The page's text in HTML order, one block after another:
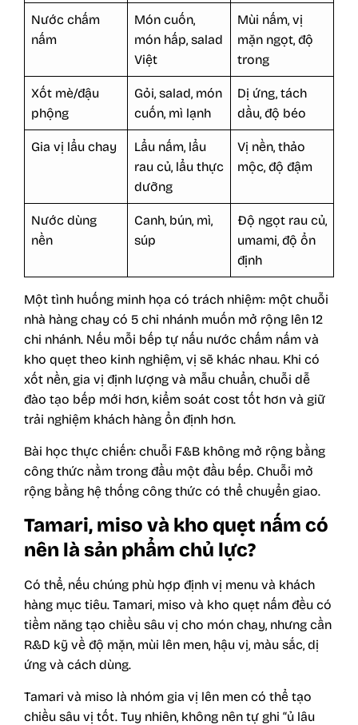
Nước chấm
nấm
Món cuốn,
món hấp, salad
Việt
Mùi nấm, vị
mặn ngọt, độ
trong
Xốt mè/đậu
phộng
Gỏi, salad, món
cuốn, mì lạnh
Dị ứng, tách
dầu, độ béo
Gia vị lẩu chay
Lẩu nấm, lẩu
rau củ, lẩu thực
dưỡng
Vị nền, thảo
mộc, độ đậm
Nước dùng
nền
Canh, bún, mì,
súp
Độ ngọt rau củ,
umami, độ ổn
định
Một tình huống minh họa có trách nhiệm: một chuỗi
nhà hàng chay có 5 chi nhánh muốn mở rộng lên 12
chi nhánh. Nếu mỗi bếp tự nấu nước chấm nấm và
kho quẹt theo kinh nghiệm, vị sẽ khác nhau. Khi có
xốt nền, gia vị định lượng và mẫu chuẩn, chuỗi dễ
đào tạo bếp mới hơn, kiểm soát cost tốt hơn và giữ
trải nghiệm khách hàng ổn định hơn.
Bài học thực chiến: chuỗi F&B không mở rộng bằng
công thức nằm trong đầu một đầu bếp. Chuỗi mở
rộng bằng hệ thống công thức có thể chuyển giao.
Tamari, miso và kho quẹt nấm có
nên là sản phẩm chủ lực?
Có thể, nếu chúng phù hợp định vị menu và khách
hàng mục tiêu. Tamari, miso và kho quẹt nấm đều có
tiềm năng tạo chiều sâu vị cho món chay, nhưng cần
R&D kỹ về độ mặn, mùi lên men, hậu vị, màu sắc, dị
ứng và cách dùng.
Tamari và miso là nhóm gia vị lên men có thể tạo
chiều sâu vị tốt. Tuy nhiên, không nên tự ghi “ủ lâu